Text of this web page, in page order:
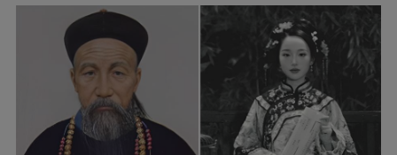
的曾國藩後，彭玉麟感嘆：娶得好！